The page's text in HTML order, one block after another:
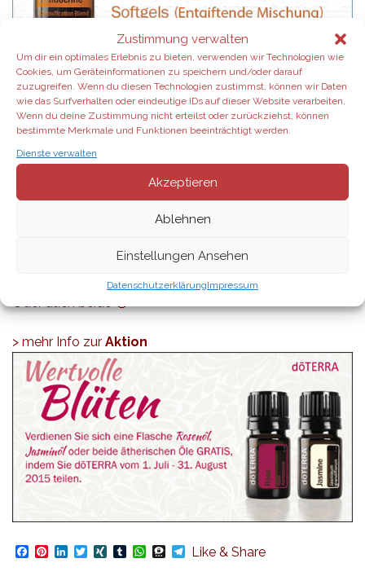
Zustimmung verwalten
Um dir ein optimales Erlebnis zu bieten, verwenden wir Technologien wie
Cookies, um Geräteinformationen zu speichern und/oder darauf
zuzugreifen. Wenn du diesen Technologien zustimmst, können wir Daten
wie das Surfverhalten oder eindeutige IDs auf dieser Website verarbeiten.
Wenn du deine Zustimmung nicht erteilst oder zurückziehst, können
bestimmte Merkmale und Funktionen beeinträchtigt werden.
Dienste verwalten
Akzeptieren
Ablehnen
Einstellungen Ansehen
DatenschutzerklärungImpressum
AKTION: Wertvolle Blüten von doTERRA:
undAnmeldung neuer IPC-
eine Flasche wertvollen
Jasminöl verdienen.
Oder auch beide 🙂
> mehr Info zur Aktion
Facebook
Pinterest
LinkedIn
TwitterXINGTumblrWhatsApp
Threema
Telegram
Like & Share